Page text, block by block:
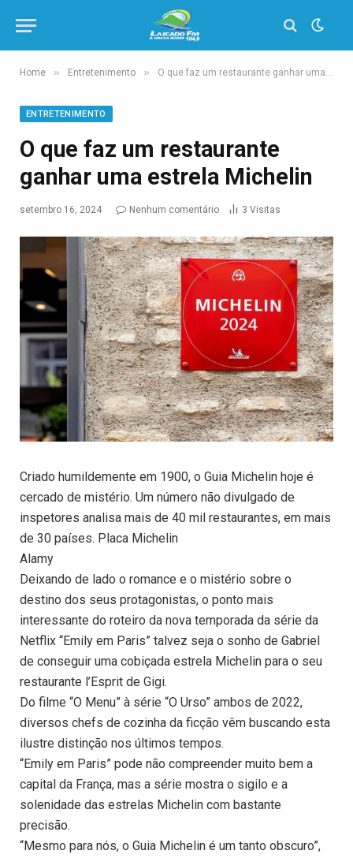
Home » Entretenimento » O que faz um restaurante ganhar uma estrela Michelin
ENTRETENIMENTO
O que faz um restaurante
ganhar uma estrela Michelin
setembro 16, 2024 Nenhum comentário 3 Visitas
Criado humildemente em 1900, o Guia Michelin hoje é
cercado de mistério. Um número não divulgado de
inspetores analisa mais de 40 mil restaurantes, em mais
de 30 países. Placa Michelin
Alamy
Deixando de lado o romance e o mistério sobre o
destino dos seus protagonistas, o ponto mais
interessante do roteiro da nova temporada da série da
Netflix “Emily em Paris” talvez seja o sonho de Gabriel
de conseguir uma cobiçada estrela Michelin para o seu
restaurante l’Esprit de Gigi.
Do filme “O Menu” à série “O Urso” ambos de 2022,
diversos chefs de cozinha da ficção vêm buscando esta
ilustre distinção nos últimos tempos.
“Emily em Paris” pode não compreender muito bem a
capital da França, mas a série mostra o sigilo e a
solenidade das estrelas Michelin com bastante
precisão.
“Mesmo para nós, o Guia Michelin é um tanto obscuro”,